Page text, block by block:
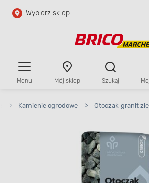
Przejdź do głównej zawartości
Wybierz sklep
Menu Mój sklep Szukaj
> Kamienie ogrodowe > Otoczak granit